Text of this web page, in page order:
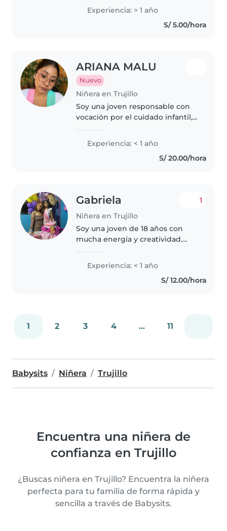
paciencia para que los niños
aprendan y se diviertan. Soy
Experiencia: > 1 año
S/ 5.00/hora
ARIANA MALU
Nuevo
Niñera en Trujillo
Soy una joven responsable con
vocación por el cuidado infantil,
encanta dibujar, leer y hacer
juegos con los más pequeños.
Disponible para cuidar en..
Experiencia: < 1 año
S/ 20.00/hora
Gabriela
Niñera en Trujillo
1
Soy una joven de 18 años con
mucha energía y creatividad.
emocionada por la oportunidad
de cuidar a niños de todas las
Experiencia: < 1 año
S/ 12.00/hora
1 2 3 4 ... 11
Babysits Niñera Trujillo
Encuentra una niñera de
confianza en Trujillo
¿Buscas niñera en Trujillo? Encuentra la niñera
perfecta para tu familia de forma rápida y
sencilla a través de Babysits.